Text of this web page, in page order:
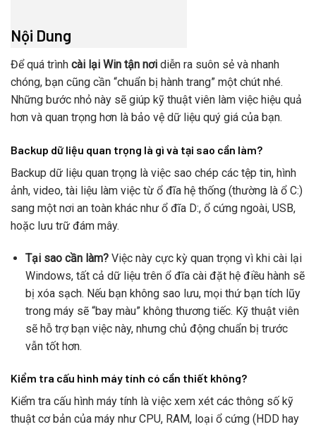
Nội Dung
Để quá trình cài lại Win tận nơi diễn ra suôn sẻ và nhanh
chóng, bạn cũng cần “chuẩn bị hành trang” một chút nhé.
Những bước nhỏ này sẽ giúp kỹ thuật viên làm việc hiệu quả
hơn và quan trọng hơn là bảo vệ dữ liệu quý giá của bạn.
Backup dữ liệu quan trọng là gì và tại sao cần làm?
Backup dữ liệu quan trọng là việc sao chép các tệp tin, hình
ảnh, video, tài liệu làm việc từ ổ đĩa hệ thống (thường là ổ C:)
sang một nơi an toàn khác như ổ đĩa D:, ổ cứng ngoài, USB,
hoặc lưu trữ đám mây.
Tại sao cần làm?Việc này cực kỳ quan trọng vì khi cài lại
Windows, tất cả dữ liệu trên ổ đĩa cài đặt hệ điều hành sẽ
bị xóa sạch. Nếu bạn không sao lưu, mọi thứ bạn tích lũy
trong máy sẽ “bay màu” không thương tiếc. Kỹ thuật viên
sẽ hỗ trợ bạn việc này, nhưng chủ động chuẩn bị trước
vẫn tốt hơn.
Kiểm tra cấu hình máy tính có cần thiết không?
Kiểm tra cấu hình máy tính là việc xem xét các thông số kỹ
thuật cơ bản của máy như CPU, RAM, loại ổ cứng (HDD hay